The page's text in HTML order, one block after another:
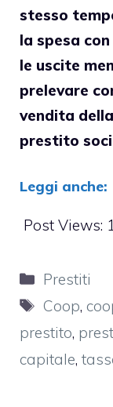
stesso
la spesa
le uscite
prelevare
vendita
prestito
Leggi anche:
Post Views:
Categorie
Prestiti
Tag
Coop,
prestito,
capitale,